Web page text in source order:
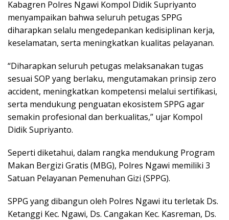
Kabagren Polres Ngawi Kompol Didik Supriyanto
menyampaikan bahwa seluruh petugas SPPG
diharapkan selalu mengedepankan kedisiplinan kerja,
keselamatan, serta meningkatkan kualitas pelayanan.
“Diharapkan seluruh petugas melaksanakan tugas
sesuai SOP yang berlaku, mengutamakan prinsip zero
accident, meningkatkan kompetensi melalui sertifikasi,
serta mendukung penguatan ekosistem SPPG agar
semakin profesional dan berkualitas,” ujar Kompol
Didik Supriyanto.
Seperti diketahui, dalam rangka mendukung Program
Makan Bergizi Gratis (MBG), Polres Ngawi memiliki 3
Satuan Pelayanan Pemenuhan Gizi (SPPG).
SPPG yang dibangun oleh Polres Ngawi itu terletak Ds.
Ketanggi Kec. Ngawi, Ds. Cangakan Kec. Kasreman, Ds.